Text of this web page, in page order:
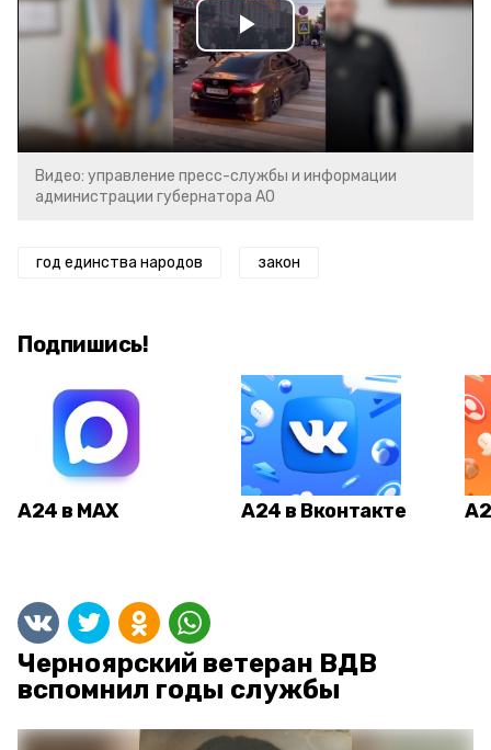
Play
Video
Видео: управление пресс-службы и информации
администрации губернатора АО
год единства народов закон
Подпишись!
А24 в MAX А24 в Вконтакте
Черноярский ветеран ВДВ
вспомнил годы службы